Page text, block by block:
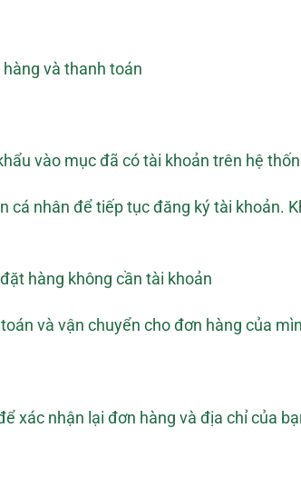
và thanh toán
vào mục đã có tài khoản trên hệ
nhân để tiếp tục đăng ký tài khoản.
hàng không cần tài khoản
và vận chuyển cho đơn hàng của
xác nhận lại đơn hàng và địa chỉ của